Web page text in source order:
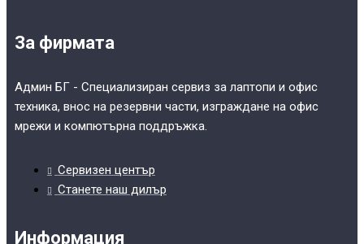
За фирмата
Админ БГ - Специализиран сервиз за лаптопи и офис
техника, внос на резервни части, изграждане на офис
мрежи и компютърна поддръжка.
Сервизен център
Станете наш дилър
Информация